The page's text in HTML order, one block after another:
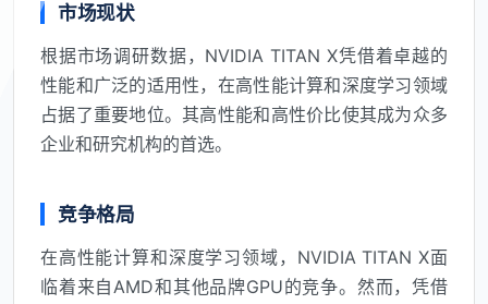
市场现状
根据市场调研数据，NVIDIA TITAN X凭借着卓越的
性能和广泛的适用性，在高性能计算和深度学习领域
占据了重要地位。其高性能和高性价比使其成为众多
企业和研究机构的首选。
竞争格局
在高性能计算和深度学习领域，NVIDIA TITAN X面
临着来自AMD和其他品牌GPU的竞争。然而，凭借